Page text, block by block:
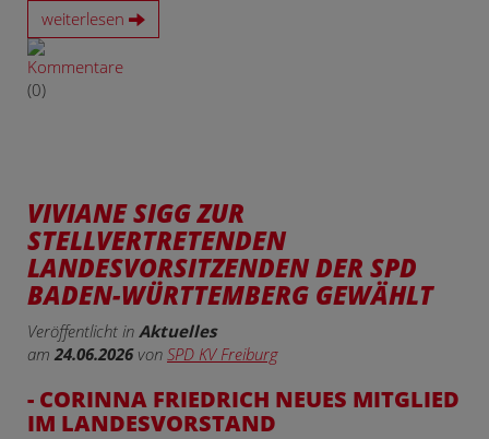
weiterlesen
(0)
VIVIANE SIGG ZUR
STELLVERTRETENDEN
LANDESVORSITZENDEN DER SPD
BADEN-WÜRTTEMBERG GEWÄHLT
Veröffentlicht in Aktuelles
am 24.06.2026von SPD KV Freiburg
- CORINNA FRIEDRICH NEUES MITGLIED
IM LANDESVORSTAND